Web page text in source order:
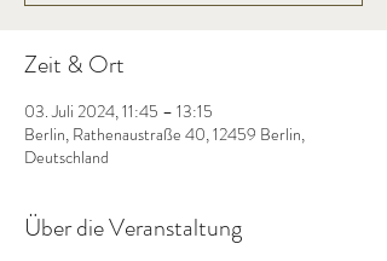
Zeit & Ort
03. Juli 2024, 11:45 – 13:15
Berlin, Rathenaustraße 40, 12459 Berlin,
Deutschland
Über die Veranstaltung